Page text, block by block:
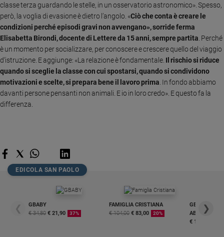
spettacoli
Sanremo
2026
Cinema,
Tv
e
streaming
Libri
Musica
ed
educazione
Genitori
Nonni
classe terza guardando le stelle, in un osservatorio astronomico». Spesso,
però, la voglia di evasione è dietro l’angolo. «Ciò che conta è creare le
condizioni perché episodi gravi non avvengano», sorride ferma
Elisabetta Birondi, docente di Lettere da 15 anni, sempre partita . Perché
è un momento per socializzare, per conoscere e crescere quello del viaggio
d‘istruzione. E aggiunge: «La relazione è fondamentale. Il rischio si riduce
quando si sceglie la classe con cui spostarsi, quando si condividono
motivazioni e scelte, si prepara bene il lavoro prima . In fondo abbiamo
davanti persone pensanti non animali. E io in loro credo». E questo fa la
differenza.
EDICOLA SAN PAOLO
❮
GBABY
€ 34,80 € 21,90 37%
FAMIGLIA CRISTIANA
€ 104,00 € 83,00 20%
GBABY
€ 16,99
❯